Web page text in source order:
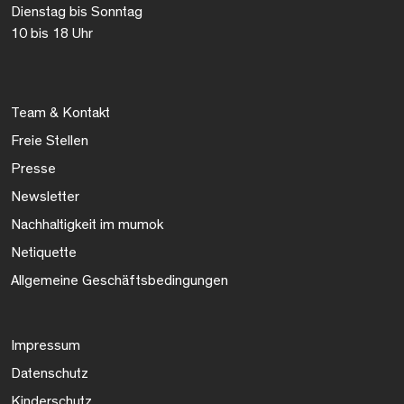
Dienstag bis Sonntag
10 bis 18 Uhr
Team & Kontakt
Freie Stellen
Presse
Newsletter
Nachhaltigkeit im mumok
Netiquette
Allgemeine Geschäftsbedingungen
Impressum
Datenschutz